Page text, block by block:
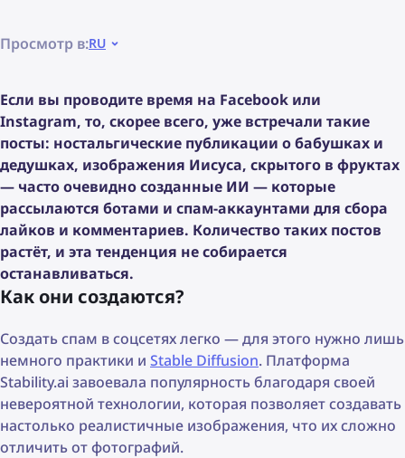
Просмотр в:RU
Если вы проводите время на Facebook или
Instagram, то, скорее всего, уже встречали такие
посты: ностальгические публикации о бабушках и
дедушках, изображения Иисуса, скрытого в фруктах
— часто очевидно созданные ИИ — которые
рассылаются ботами и спам-аккаунтами для сбора
лайков и комментариев. Количество таких постов
растёт, и эта тенденция не собирается
останавливаться.
Как они создаются?
Создать спам в соцсетях легко — для этого нужно лишь
немного практики и Stable Diffusion. Платформа
Stability.ai завоевала популярность благодаря своей
невероятной технологии, которая позволяет создавать
настолько реалистичные изображения, что их сложно
отличить от фотографий.